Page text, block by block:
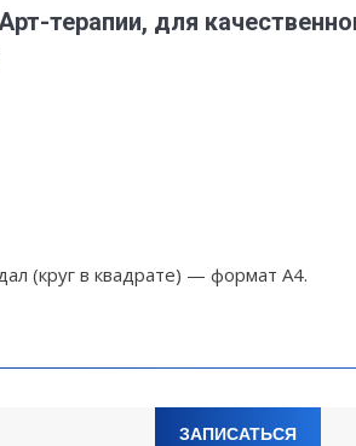
терапии, для
(круг в квадрате) — формат А4.
ЗАПИСАТЬСЯ